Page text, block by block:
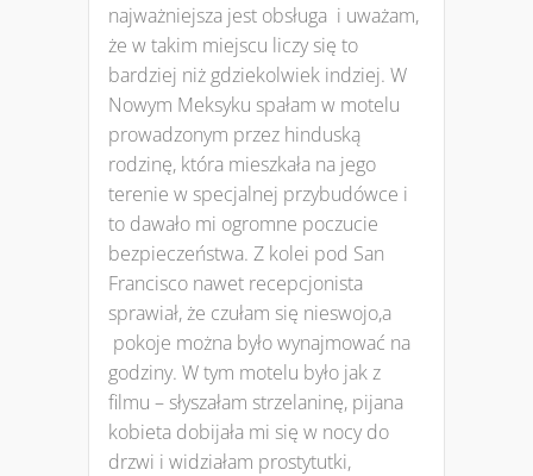
najważniejsza jest obsługa i uważam,
że w takim miejscu liczy się to
bardziej niż gdziekolwiek indziej. W
Nowym Meksyku spałam w motelu
prowadzonym przez hinduską
rodzinę, która mieszkała na jego
terenie w specjalnej przybudówce i
to dawało mi ogromne poczucie
bezpieczeństwa. Z kolei pod San
Francisco nawet recepcjonista
sprawiał, że czułam się nieswojo,a
pokoje można było wynajmować na
godziny. W tym motelu było jak z
filmu – słyszałam strzelaninę, pijana
kobieta dobijała mi się w nocy do
drzwi i widziałam prostytutki,